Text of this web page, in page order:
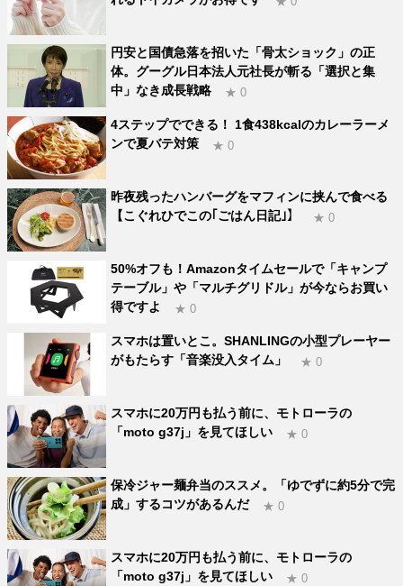
円安と国債急落を招いた「骨太ショック」の正
体。グーグル日本法人元社長が斬る「選択と集
中」なき成長戦略
★ 0
4ステップでできる！ 1食438kcalのカレーラーメ
ンで夏バテ対策
★ 0
昨夜残ったハンバーグをマフィンに挟んで食べる
【こぐれひでこの｢ごはん日記｣】
★ 0
50%オフも！Amazonタイムセールで「キャンプ
テーブル」や「マルチグリドル」が今ならお買い
得ですよ
★ 0
スマホは置いとこ。SHANLINGの小型プレーヤー
がもたらす「音楽没入タイム」
★ 0
スマホに20万円も払う前に、モトローラの
「moto g37j」を見てほしい
★ 0
保冷ジャー麺弁当のススメ。「ゆでずに約5分で完
成」するコツがあるんだ
★ 0
スマホに20万円も払う前に、モトローラの
「moto g37j」を見てほしい
★ 0